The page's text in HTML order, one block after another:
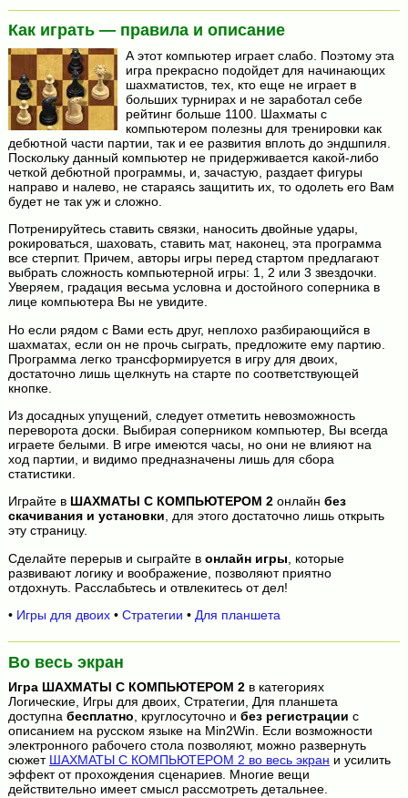
Как играть — правила и описание
А этот компьютер играет слабо. Поэтому эта
игра прекрасно подойдет для начинающих
шахматистов, тех, кто еще не играет в
больших турнирах и не заработал себе
рейтинг больше 1100. Шахматы с
компьютером полезны для тренировки как
дебютной части партии, так и ее развития вплоть до эндшпиля.
Поскольку данный компьютер не придерживается какой-либо
четкой дебютной программы, и, зачастую, раздает фигуры
направо и налево, не стараясь защитить их, то одолеть его Вам
будет не так уж и сложно.
Потренируйтесь ставить связки, наносить двойные удары,
рокироваться, шаховать, ставить мат, наконец, эта программа
все стерпит. Причем, авторы игры перед стартом предлагают
выбрать сложность компьютерной игры: 1, 2 или 3 звездочки.
Уверяем, градация весьма условна и достойного соперника в
лице компьютера Вы не увидите.
Но если рядом с Вами есть друг, неплохо разбирающийся в
шахматах, если он не прочь сыграть, предложите ему партию.
Программа легко трансформируется в игру для двоих,
достаточно лишь щелкнуть на старте по соответствующей
кнопке.
Из досадных упущений, следует отметить невозможность
переворота доски. Выбирая соперником компьютер, Вы всегда
играете белыми. В игре имеются часы, но они не влияют на
ход партии, и видимо предназначены лишь для сбора
статистики.
Играйте в ШАХМАТЫ С КОМПЬЮТЕРОМ 2онлайн без
скачивания и установки, для этого достаточно лишь открыть
эту страницу.
Сделайте перерыв и сыграйте в онлайн игры , которые
развивают логику и воображение, позволяют приятно
отдохнуть. Расслабьтесь и отвлекитесь от дел!
• Игры для двоих• Стратегии • Для планшета
Во весь экран
Игра ШАХМАТЫ С КОМПЬЮТЕРОМ 2в категориях
Логические, Игры для двоих, Стратегии, Для планшета
доступна бесплатно , круглосуточно и без регистрации с
описанием на русском языке на Min2Win. Если возможности
электронного рабочего стола позволяют, можно развернуть
сюжет ШАХМАТЫ С КОМПЬЮТЕРОМ 2 во весь экран и усилить
эффект от прохождения сценариев. Многие вещи
действительно имеет смысл рассмотреть детальнее.